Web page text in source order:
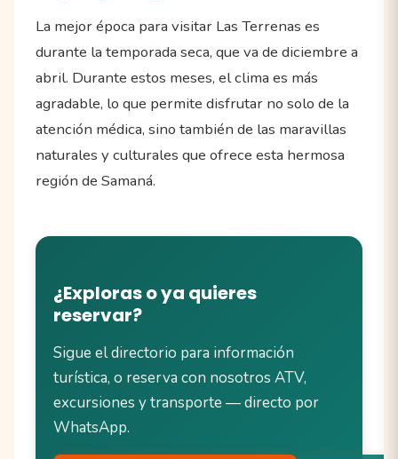
La mejor época para visitar Las Terrenas es
durante la temporada seca, que va de diciembre a
abril. Durante estos meses, el clima es más
agradable, lo que permite disfrutar no solo de la
atención médica, sino también de las maravillas
naturales y culturales que ofrece esta hermosa
región de Samaná.
¿Exploras o ya quieres
reservar?
Sigue el directorio para información
turística, o reserva con nosotros ATV,
excursiones y transporte — directo por
WhatsApp.